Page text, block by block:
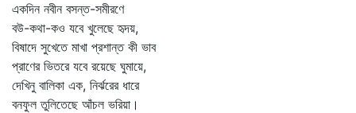
একদিন নবীন বসন্ত-সমীরণে
বউ-কথা-কও যবে খুলেছে হৃদয়,
বিষাদে সুখেতে মাখা প্রশান্ত কী ভাব
প্রাণের ভিতরে যবে রয়েছে ঘুমায়ে,
দেখিনু বালিকা এক, নির্ঝরের ধারে
বনফুল তুলিতেছে আঁচল ভরিয়া।